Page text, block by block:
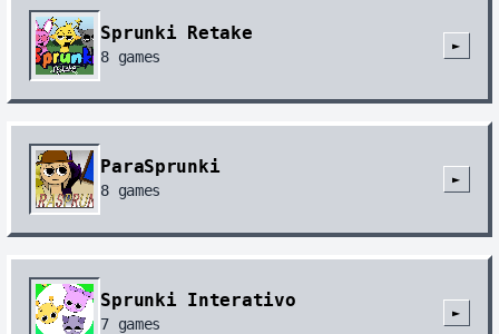
Sprunki Retake
8 games
►
ParaSprunki
8 games
►
Sprunki Interativo
7 games
►